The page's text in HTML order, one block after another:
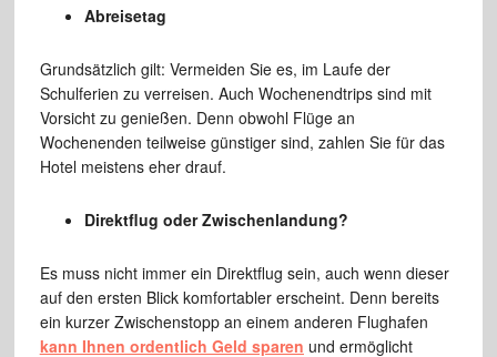
Abreisetag
Grundsätzlich gilt: Vermeiden Sie es, im Laufe der
Schulferien zu verreisen. Auch Wochenendtrips sind mit
Vorsicht zu genießen. Denn obwohl Flüge an
Wochenenden teilweise günstiger sind, zahlen Sie für das
Hotel meistens eher drauf.
Direktflug oder Zwischenlandung?
Es muss nicht immer ein Direktflug sein, auch wenn dieser
auf den ersten Blick komfortabler erscheint. Denn bereits
ein kurzer Zwischenstopp an einem anderen Flughafen
kann Ihnen ordentlich Geld sparen und ermöglicht